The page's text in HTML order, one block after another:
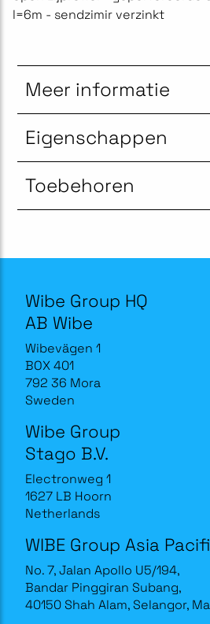
l=6m - sendzimir verzinkt
Meer informatie
Eigenschappen
Toebehoren
Wibe Group HQ
AB Wibe
Wibevägen 1
BOX 401
792 36 Mora
Sweden
Wibe Group
Stago B.V.
Electronweg 1
1627 LB Hoorn
Netherlands
WIBE Group Asia
No. 7, Jalan Apollo U5/194,
Bandar Pinggiran Subang,
40150 Shah Alam, Selangor,